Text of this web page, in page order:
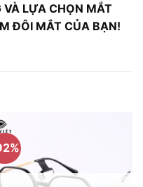
LỰA CHỌN MẮT
ĐÔI MẮT CỦA BẠN!